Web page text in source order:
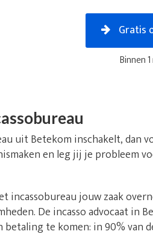
Gratis
Binnen
uit Betekom inschakelt, dan
en leg jij je probleem
incassobureau jouw zaak
De incasso advocaat
te komen: in 90% van